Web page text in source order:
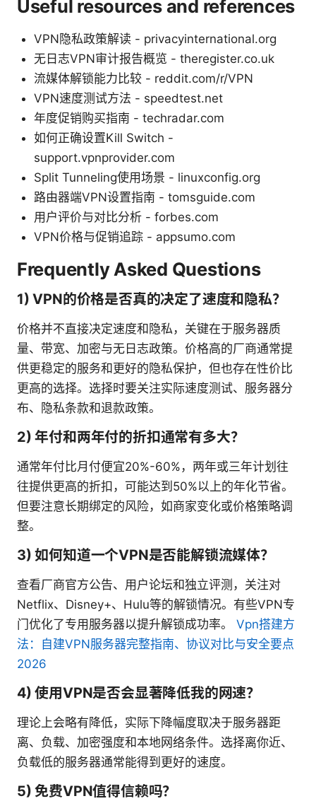
Useful resources and references
VPN隐私政策解读 - privacyinternational.org
无日志VPN审计报告概览 - theregister.co.uk
流媒体解锁能力比较 - reddit.com/r/VPN
VPN速度测试方法 - speedtest.net
年度促销购买指南 - techradar.com
如何正确设置Kill Switch -
support.vpnprovider.com
Split Tunneling使用场景 - linuxconfig.org
路由器端VPN设置指南 - tomsguide.com
用户评价与对比分析 - forbes.com
VPN价格与促销追踪 - appsumo.com
Frequently Asked Questions
1) VPN的价格是否真的决定了速度和隐私？
价格并不直接决定速度和隐私，关键在于服务器质
量、带宽、加密与无日志政策。价格高的厂商通常提
供更稳定的服务和更好的隐私保护，但也存在性价比
更高的选择。选择时要关注实际速度测试、服务器分
布、隐私条款和退款政策。
2) 年付和两年付的折扣通常有多大？
通常年付比月付便宜20%-60%，两年或三年计划往
往提供更高的折扣，可能达到50%以上的年化节省。
但要注意长期绑定的风险，如商家变化或价格策略调
整。
3) 如何知道一个VPN是否能解锁流媒体？
查看厂商官方公告、用户论坛和独立评测，关注对
Netflix、Disney+、Hulu等的解锁情况。有些VPN专
门优化了专用服务器以提升解锁成功率。 Vpn搭建方
法：自建VPN服务器完整指南、协议对比与安全要点
2026
4) 使用VPN是否会显著降低我的网速？
理论上会略有降低，实际下降幅度取决于服务器距
离、负载、加密强度和本地网络条件。选择离你近、
负载低的服务器通常能得到更好的速度。
5) 免费VPN值得信赖吗？